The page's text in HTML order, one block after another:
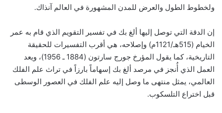
ولخطوط الطول والعرض للمدن المشهورة في العالم آنذاك.
إن الدقة التي توصل إليها ألغ بك في تفسير التقويم الذي قام به عمر
الخيام (515هـ/1121م) وإصلاحه، هي أقرب التفسيرات للحقيقة
التاريخية، كما يقول المؤرخ جورج سارتون (1884 ـ 1956)، ويعد
العمل الذي أُنجز في مرصد ألغ بك إسهاماً بارزاً في تراث علم الفلك
العالمي، يمثل منتهى ما وصل إليه علم الفلك في العصور الوسطى
قبل اختراع التلسكوب.